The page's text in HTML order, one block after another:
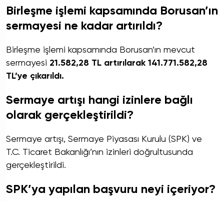
Birleşme işlemi kapsamında Borusan’ın
sermayesi ne kadar artırıldı?
Birleşme işlemi kapsamında Borusan’ın mevcut
sermayesi 21.582,28 TL artırılarak 141.771.582,28
TL’ye çıkarıldı.
Sermaye artışı hangi izinlere bağlı
olarak gerçekleştirildi?
Sermaye artışı, Sermaye Piyasası Kurulu (SPK) ve
T.C. Ticaret Bakanlığı’nın izinleri doğrultusunda
gerçekleştirildi.
SPK’ya yapılan başvuru neyi içeriyor?